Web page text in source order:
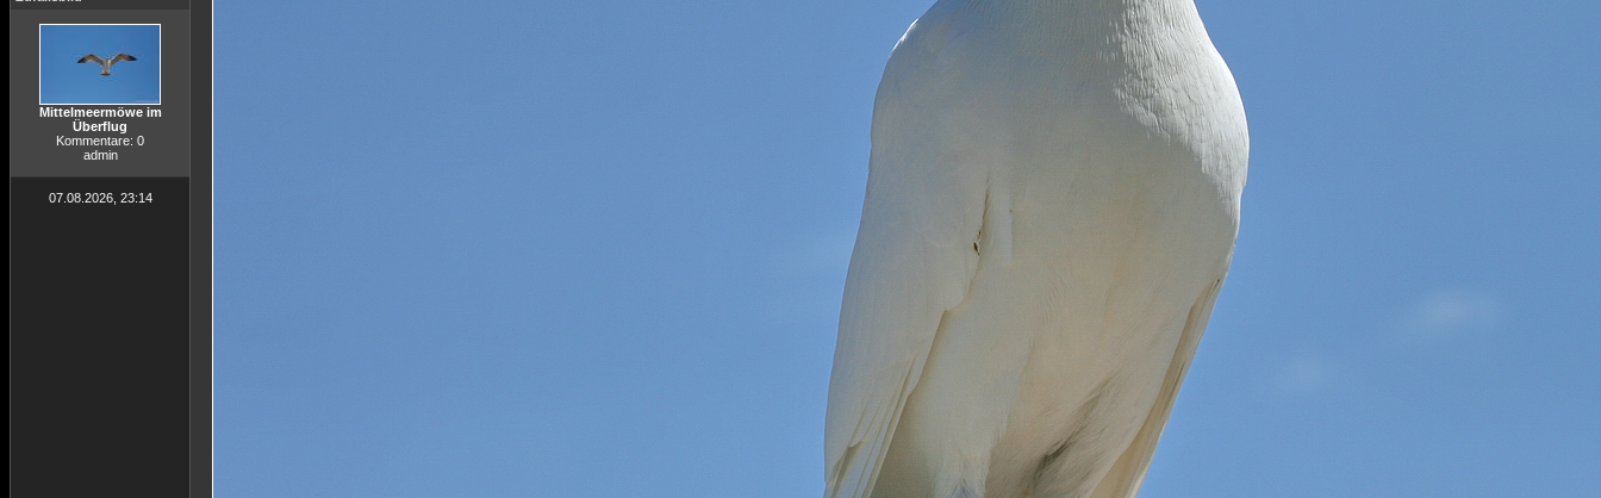
Mittelmeermöwe im
Überflug
Kommentare: 0
admin
07.08.2026, 23:14